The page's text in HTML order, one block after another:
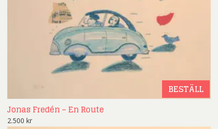
BESTÄLL
Jonas Fredén – En Route
2.500 kr